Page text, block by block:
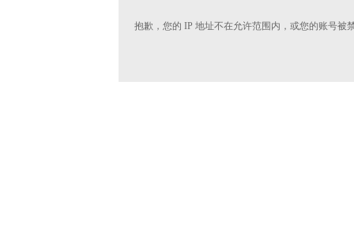
抱歉，您的 IP 地址不在允许范围内，或您的账号被